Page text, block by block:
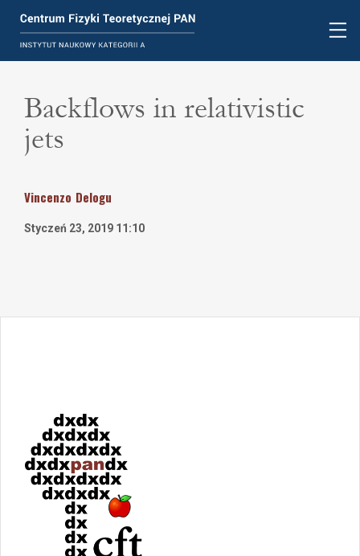
Backflows in relativistic
jets
Vincenzo Delogu
Styczeń 23, 2019 11:10